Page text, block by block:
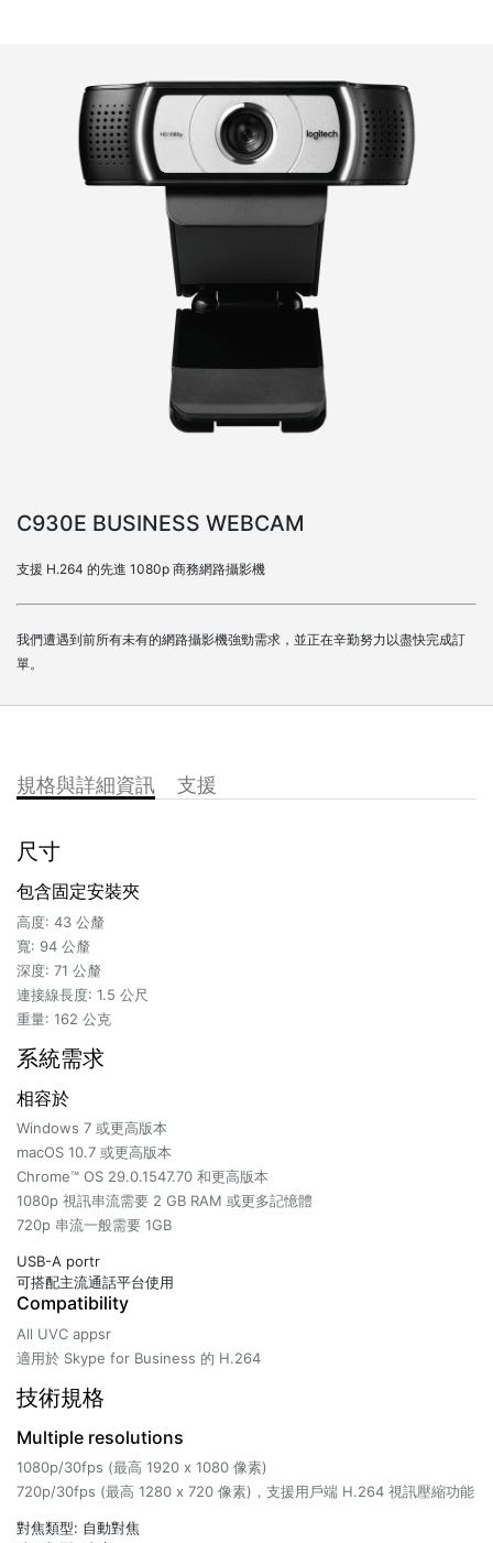
C930E BUSINESS WEBCAM
支援 H.264 的先進 1080p 商務網路攝影機
我們遭遇到前所有未有的網路攝影機強勁需求，並正在辛勤努力以盡快完成訂
單。
規格與詳細資訊 支援
尺寸
包含固定安裝夾
高度: 43 公釐
寬: 94 公釐
深度: 71 公釐
連接線長度: 1.5 公尺
重量: 162 公克
系統需求
相容於
Windows 7 或更高版本
macOS 10.7 或更高版本
Chrome™ OS 29.0.1547.70 和更高版本
1080p 視訊串流需要 2 GB RAM 或更多記憶體
720p 串流一般需要 1GB
USB-A portr
可搭配主流通話平台使用
Compatibility
All UVC appsr
適用於 Skype for Business 的 H.264
技術規格
Multiple resolutions
1080p/30fps (最高 1920 x 1080 像素)
720p/30fps (最高 1280 x 720 像素)，支援用戶端 H.264 視訊壓縮功能
對焦類型: 自動對焦